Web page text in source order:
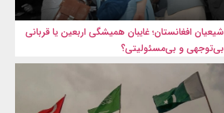
شیعیان افغانستان؛ غایبان همیشگی اربعین یا قربانی
بی‌توجهی و بی‌مسئولیتی؟